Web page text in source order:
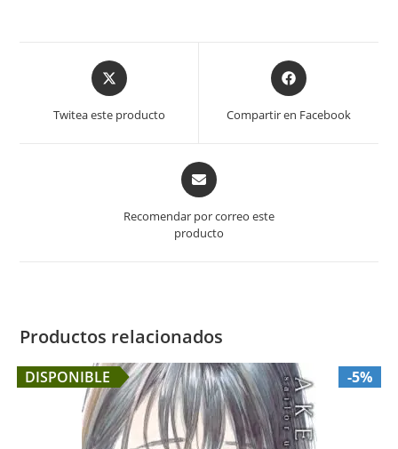
Opens
in
new
Twitea este producto
Opens
in
a
new
Compartir en Facebook
Opens
in
new
Recomendar por correo este
producto
Productos relacionados
DISPONIBLE -5%